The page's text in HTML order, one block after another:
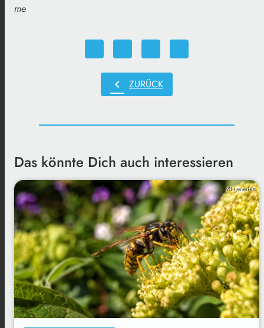
me
chevron_left ZURÜCK
Das könnte Dich auch interessieren
KI generiert